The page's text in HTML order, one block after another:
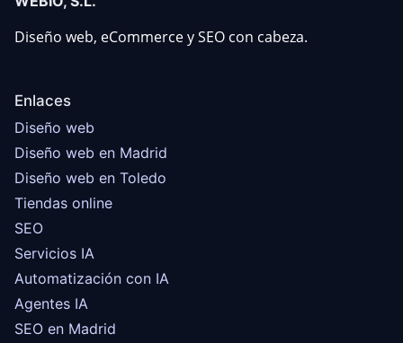
Diseño web, eCommerce y SEO con cabeza.
Enlaces
Diseño web
Diseño web en Madrid
Diseño web en Toledo
Tiendas online
SEO
Servicios IA
Automatización con IA
Agentes IA
SEO en Madrid